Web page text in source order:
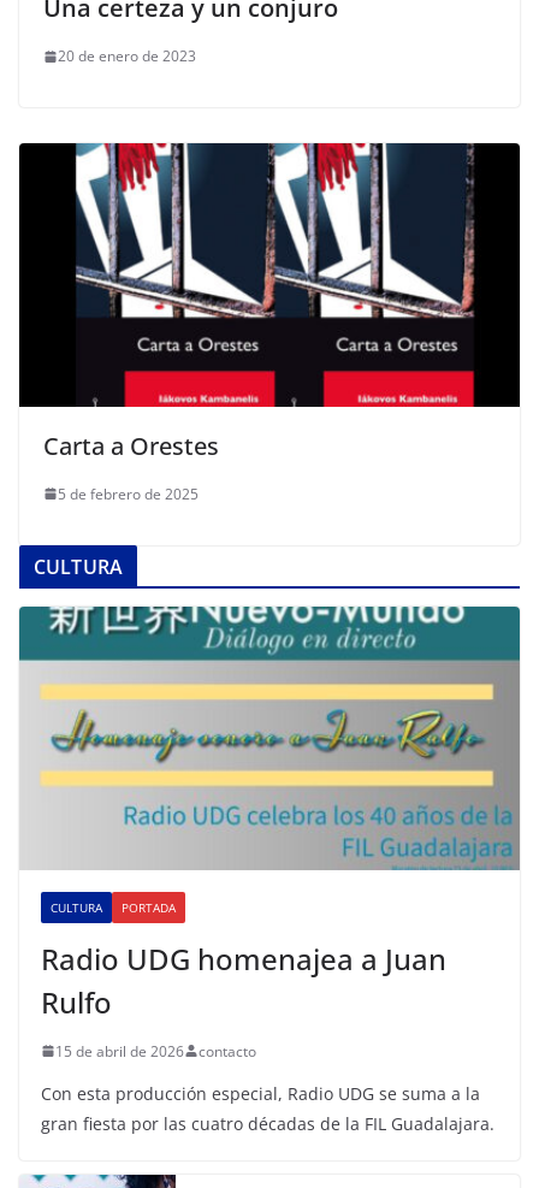
Una certeza y un conjuro
20 de enero de 2023
Carta a Orestes
5 de febrero de 2025
CULTURA
CULTURA PORTADA
Radio UDG homenajea a Juan
Rulfo
15 de abril de 2026 contacto
Con esta producción especial, Radio UDG se suma a la
gran fiesta por las cuatro décadas de la FIL Guadalajara.